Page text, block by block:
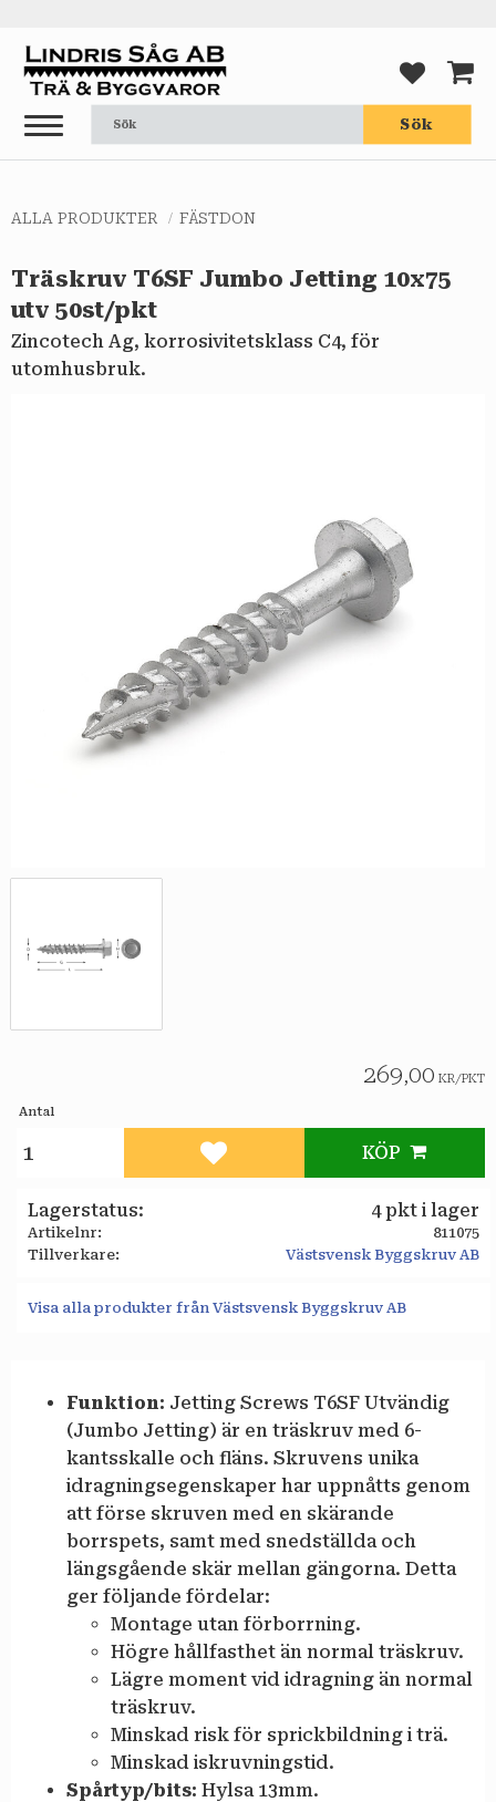
Meny
Sök
ALLA PRODUKTER FÄSTDON
Träskruv T6SF Jumbo Jetting 10x75
utv 50st/pkt
Zincotech Ag, korrosivitetsklass C4, för
utomhusbruk.
269,00 KR/PKT
Antal
KÖP
Lägg till i favoriter
Lagerstatus 4 pkt i lager
Artikelnr
811075
Tillverkare
Västsvensk Byggskruv AB
Visa alla produkter från Västsvensk Byggskruv AB
Funktion: Jetting Screws T6SF Utvändig
(Jumbo Jetting) är en träskruv med 6-
kantsskalle och fläns. Skruvens unika
idragningsegenskaper har uppnåtts genom
att förse skruven med en skärande
borrspets, samt med snedställda och
längsgående skär mellan gängorna. Detta
ger följande fördelar:
Montage utan förborrning.
Högre hållfasthet än normal träskruv.
Lägre moment vid idragning än normal
träskruv.
Minskad risk för sprickbildning i trä.
Minskad iskruvningstid.
Spårtyp/bits: Hylsa 13mm.